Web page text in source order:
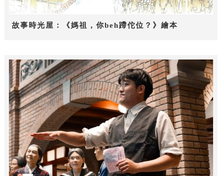
故事時光屋：《媽祖，你beh蹛佗位？》繪本